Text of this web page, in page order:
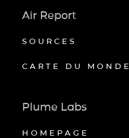
Air Report
SOURCES
CARTE DU MONDE
Plume Labs
HOMEPAGE